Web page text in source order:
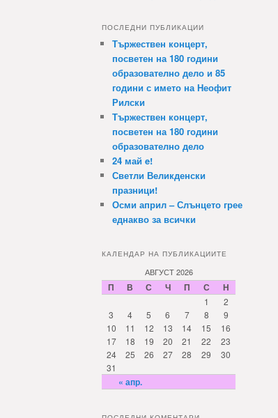
ПОСЛЕДНИ ПУБЛИКАЦИИ
Тържествен концерт,
посветен на 180 години
образователно дело и 85
години с името на Неофит
Рилски
Тържествен концерт,
посветен на 180 години
образователно дело
24 май e!
Светли Великденски
празници!
Осми април – Слънцето грее
еднакво за всички
КАЛЕНДАР НА ПУБЛИКАЦИИТЕ
АВГУСТ 2026
П В С Ч П С Н
« апр.
1
2
3
4 5 6 7 8
9
10
11 12 13 14 15
16
17
18 19 20 21 22
23
24
25 26 27 28 29
30
31